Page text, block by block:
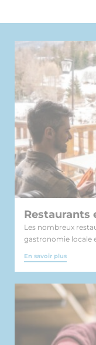
Restaurants
Les nombreux
gastronomie locale
En savoir plus